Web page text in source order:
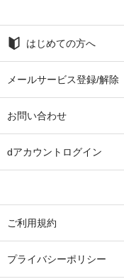
はじめての方へ
メールサービス登録/解除
お問い合わせ
dアカウントログイン
ご利用規約
プライバシーポリシー